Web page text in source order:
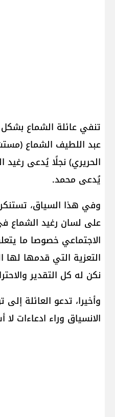
تنفي عائلة الشماع
عبد اللطيف الشماع
الحريري) نجلًا يُدعى رغيد
يُدعى محمد.
وفي هذا السياق،
على لسان رغيد الشماع
الاجتماعي خصوصا ما
التعزية التي قدمها
نكن له كل التقدير
وأخيرا، تدعو العائلة
الانسياق وراء ادعاءات